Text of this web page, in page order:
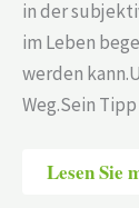
in der
im Leben
werden
Weg.Sein
Lesen Sie